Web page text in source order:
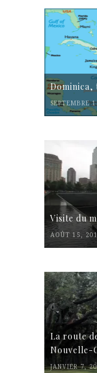
Dominica,
SEPTEMBRE
Visite du
AOÛT 15,
La route
Nouvelle-
JANVIER 7,